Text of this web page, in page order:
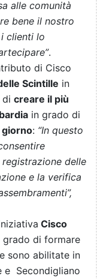
alle comunità
bene il nostro
clienti lo
.
di Cisco
Scintille in
di creare il più
in grado di
giorno: “In questo
registrazione delle
e la verifica
Cisco
di formare
sono abilitate in
e Secondigliano